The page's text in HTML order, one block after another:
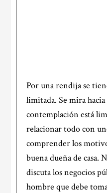
Por una rendija se
limitada. Se mira
contemplación está
relacionar todo con
comprender los
buena dueña de casa.
discuta los negocios
hombre que debe